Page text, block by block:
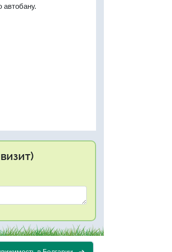
автобану.